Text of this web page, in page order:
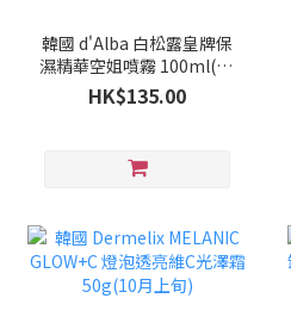
韓國 d'Alba 白松露皇牌保
濕精華空姐噴霧 100ml(10
月上旬)
HK$135.00